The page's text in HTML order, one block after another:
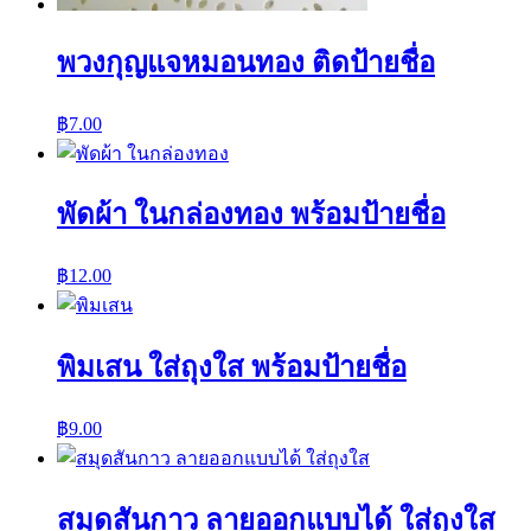
พวงกุญแจหมอนทอง ติดป้ายชื่อ
฿7.00
พัดผ้า ในกล่องทอง พร้อมป้ายชื่อ
฿12.00
พิมเสน ใส่ถุงใส พร้อมป้ายชื่อ
฿9.00
สมุดสันกาว ลายออกแบบได้ ใส่ถุงใส